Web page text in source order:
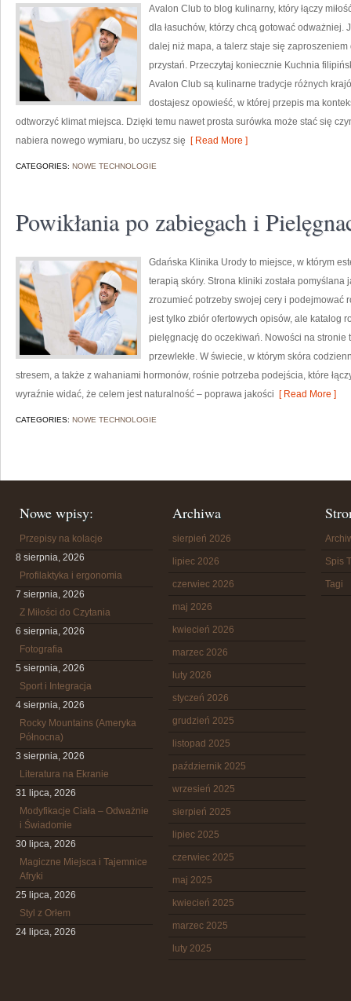
Avalon Club to blog kulinarny, który łączy
dla łasuchów, którzy chcą gotować
dalej niż mapa, a talerz staje się
przystań. Przeczytaj koniecznie Kuchnia
Avalon Club są kulinarne tradycje różnych
dostajesz opowieść, w której przepis ma
odtworzyć klimat miejsca. Dzięki temu nawet prosta surówka może stać się
nabiera nowego wymiaru, bo uczysz się [ Read More ]
CATEGORIES: NOWE TECHNOLOGIE
Powikłania po zabiegach i
Gdańska Klinika Urody to miejsce, w którym
terapią skóry. Strona kliniki została
zrozumieć potrzeby swojej cery i podejmować
jest tylko zbiór ofertowych opisów, ale katalog
pielęgnację do oczekiwań. Nowości na
przewlekłe. W świecie, w którym skóra
stresem, a także z wahaniami hormonów, rośnie potrzeba podejścia, które
wyraźnie widać, że celem jest naturalność – poprawa jakości [ Read More ]
CATEGORIES: NOWE TECHNOLOGIE
Nowe wpisy:
Przepisy na kolacje
8 sierpnia, 2026
Profilaktyka i ergonomia
7 sierpnia, 2026
Z Miłości do Czytania
6 sierpnia, 2026
Fotografia
5 sierpnia, 2026
Sport i Integracja
4 sierpnia, 2026
Rocky Mountains (Ameryka
Północna)
3 sierpnia, 2026
Literatura na Ekranie
31 lipca, 2026
Modyfikacje Ciała – Odważnie
i Świadomie
30 lipca, 2026
Magiczne Miejsca i Tajemnice
Afryki
25 lipca, 2026
Styl z Orłem
24 lipca, 2026
Archiwa
sierpień 2026
lipiec 2026
czerwiec 2026
maj 2026
kwiecień 2026
marzec 2026
luty 2026
styczeń 2026
grudzień 2025
listopad 2025
październik 2025
wrzesień 2025
sierpień 2025
lipiec 2025
czerwiec 2025
maj 2025
kwiecień 2025
marzec 2025
luty 2025
Spis
Tagi